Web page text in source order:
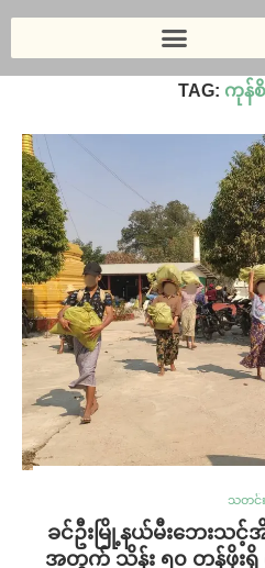
TAG: ကုန်စိ
သတင်း
ခင်ဦးမြို့နယ်မီးဘေးသင့်အိ
အတွက် သိန်း ၅၀ တန်ဖိုးရှိ